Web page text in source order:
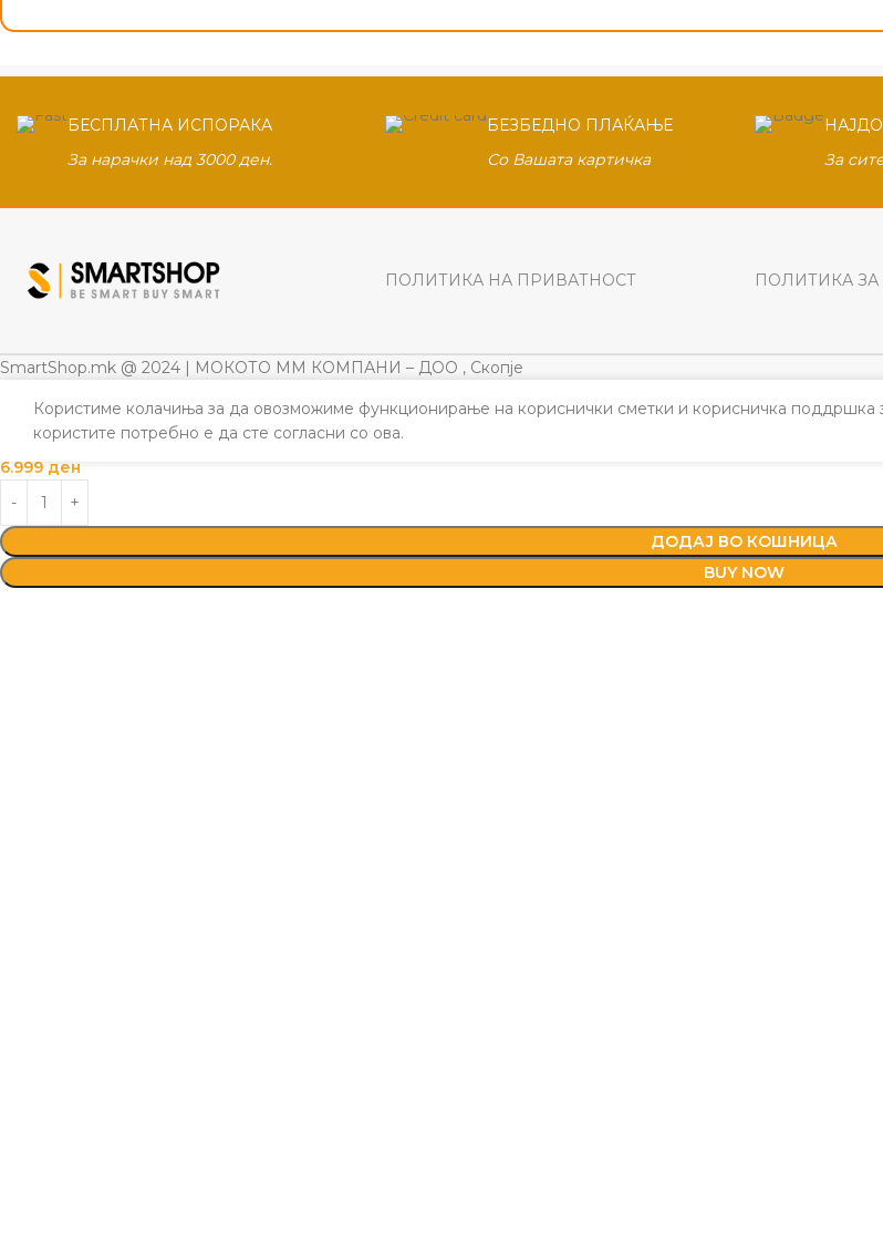
БЕСПЛАТНА ИСПОРАКА
За нарачки над 3000 ден.
БЕЗБЕДНО ПЛАЌАЊЕ
Со Вашата картичка
За
ПОЛИТИКА НА ПРИВАТНОСТ ПОЛИТИКА
SmartShop.mk @ 2024 | МОКОТО ММ КОМПАНИ – ДОО , Скопје
Користиме колачиња за да овозможиме функционирање на кориснички сметки и корисничка поддршка
користите потребно е да сте согласни со ова.
ISKRA ERO РАЧНА ЦИРКУЛАРНА ПИЛА IE-CS1500
6.999 ден
ДОДАЈ ВО КОШНИЦА
BUY NOW